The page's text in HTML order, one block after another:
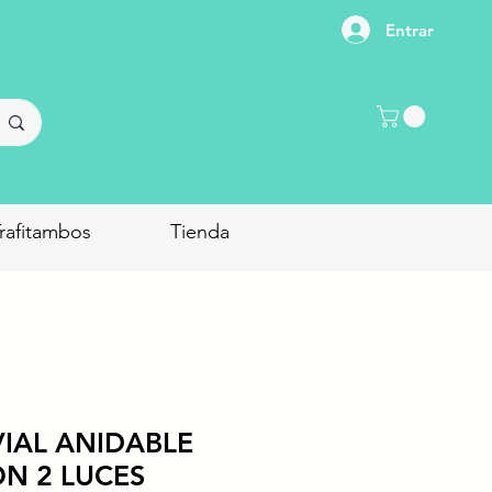
Entrar
Tienda
ANIDABLE
2 LUCES